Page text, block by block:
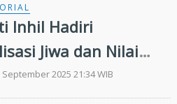
Inhil Hadiri
Jiwa dan Nilai
45
2025 21:34 WIB